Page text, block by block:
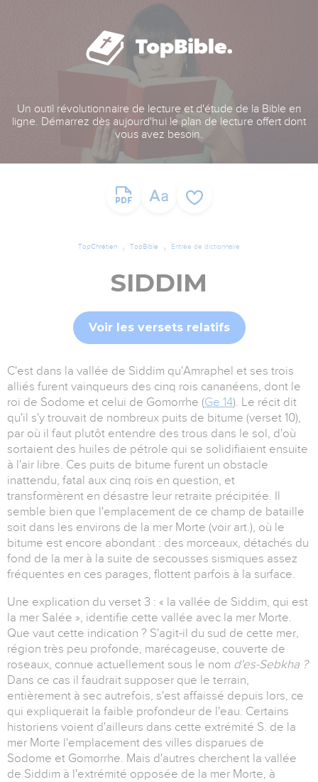
Un outil révolutionnaire de lecture et d'étude de la Bible en
ligne. Démarrez dès aujourd'hui le plan de lecture offert dont
vous avez besoin.
TopChrétien TopBible Entrée de dictionnaire
SIDDIM
Voir les versets relatifs
C'est dans la vallée de Siddim qu'Amraphel et ses trois
alliés furent vainqueurs des cinq rois cananéens, dont le
roi de Sodome et celui de Gomorrhe (Ge 14). Le récit dit
qu'il s'y trouvait de nombreux puits de bitume (verset 10),
par où il faut plutôt entendre des trous dans le sol, d'où
sortaient des huiles de pétrole qui se solidifiaient ensuite
à l'air libre. Ces puits de bitume furent un obstacle
inattendu, fatal aux cinq rois en question, et
transformèrent en désastre leur retraite précipitée. Il
semble bien que l'emplacement de ce champ de bataille
soit dans les environs de la mer Morte (voir art.), où le
bitume est encore abondant : des morceaux, détachés du
fond de la mer à la suite de secousses sismiques assez
fréquentes en ces parages, flottent parfois à la surface.
Une explication du verset 3 : « la vallée de Siddim, qui est
la mer Salée », identifie cette vallée avec la mer Morte.
Que vaut cette indication ? S'agit-il du sud de cette mer,
région très peu profonde, marécageuse, couverte de
roseaux, connue actuellement sous le nom d'es-Sebkha ?
Dans ce cas il faudrait supposer que le terrain,
entièrement à sec autrefois, s'est affaissé depuis lors, ce
qui expliquerait la faible profondeur de l'eau. Certains
historiens voient d'ailleurs dans cette extrémité S. de la
mer Morte l'emplacement des villes disparues de
Sodome et Gomorrhe. Mais d'autres cherchent la vallée
de Siddim à l'extrémité opposée de la mer Morte, à